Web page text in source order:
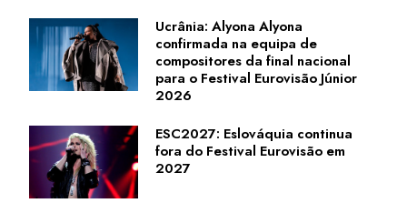
Ucrânia: Alyona Alyona
confirmada na equipa de
compositores da final nacional
para o Festival Eurovisão Júnior
2026
ESC2027: Eslováquia continua
fora do Festival Eurovisão em
2027